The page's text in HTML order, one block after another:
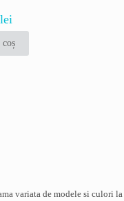
lei
variata de modele si culori la